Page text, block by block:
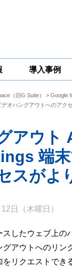
一問一答
導入事例
Google
（旧G Suite） > Google
オハングアウトへのアク
アウト
端
スがよ
日（木曜日）
スしたウェブ上の
グアウトへのリン
をリクエストでき